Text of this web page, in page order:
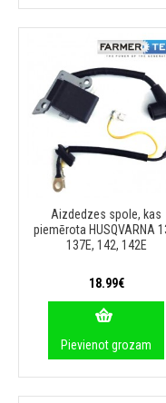
Aizdedzes spole, kas
piemērota HUSQVARNA
137E, 142, 142E
18.99€
Pievienot grozam